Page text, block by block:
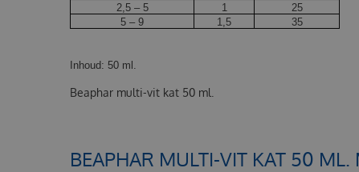
2,5 – 5
1
25
5 – 9
1,5 35
Inhoud: 50 ml.
Beaphar multi-vit kat 50 ml.
BEAPHAR MULTI-VIT KAT 50 ML.